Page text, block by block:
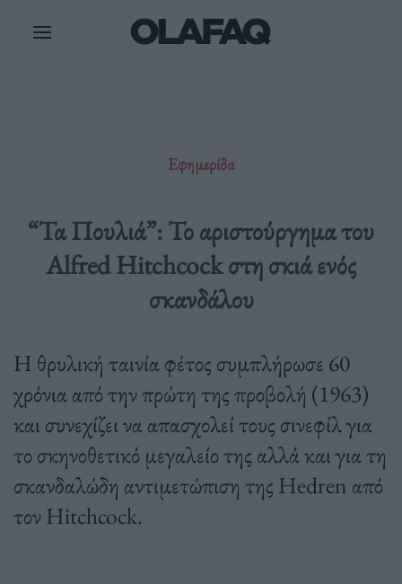
Εφημερίδα
“Τα Πουλιά”: Το αριστούργημα του
Alfred Hitchcock στη σκιά ενός
σκανδάλου
Η θρυλική ταινία φέτος συμπλήρωσε 60
χρόνια από την πρώτη της προβολή (1963)
και συνεχίζει να απασχολεί τους σινεφίλ για
το σκηνοθετικό μεγαλείο της αλλά και για τη
σκανδαλώδη αντιμετώπιση της Hedren από
τον Hitchcock.